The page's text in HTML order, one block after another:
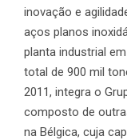
inovação e
aços planos
planta industrial
total de 900 mil
2011, integra o
composto de
na Bélgica, cuja